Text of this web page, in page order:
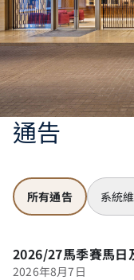
通告
所有通告 系統
2026/27馬季賽馬日
2026年8月7日